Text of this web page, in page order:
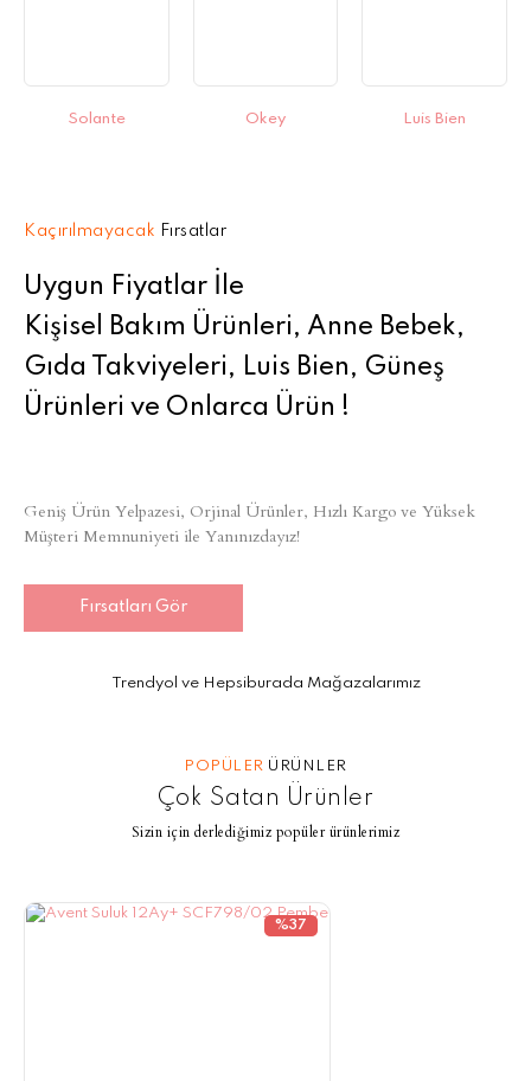
Solante Okey Luis Bien
Kaçırılmayacak Fırsatlar
Uygun Fiyatlar İle
Kişisel Bakım Ürünleri, Anne Bebek,
Gıda Takviyeleri, Luis Bien, Güneş
Ürünleri ve Onlarca Ürün !
Geniş Ürün Yelpazesi, Orjinal Ürünler, Hızlı Kargo ve Yüksek
Müşteri Memnuniyeti ile Yanınızdayız!
Fırsatları Gör
Trendyol ve Hepsiburada Mağazalarımız
POPÜLER ÜRÜNLER
Çok Satan Ürünler
Sizin için derlediğimiz popüler ürünlerimiz
%37